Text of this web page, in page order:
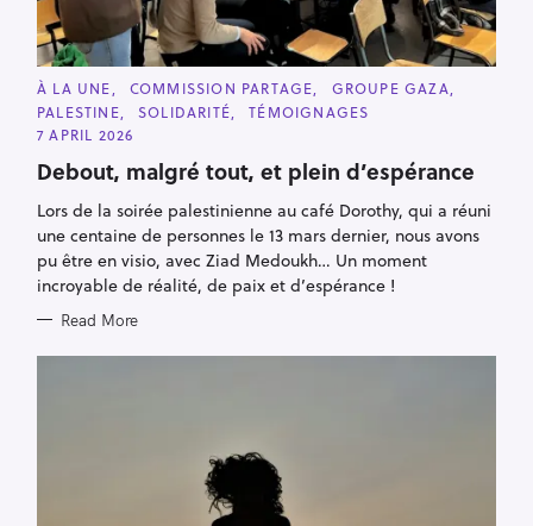
C
A
T
E
O
R
E
À LA UNE COMMISSION PARTAGE
GROUPE GAZA
PALESTINE
SOLIDARITÉ
TÉMOIGNAGES
7 APRIL 2026
Debout, malgré tout, et plein d’espérance
Lors de la soirée palestinienne au café Dorothy, qui a réuni
une centaine de personnes le 13 mars dernier, nous avons
pu être en visio, avec Ziad Medoukh… Un moment
incroyable de réalité, de paix et d’espérance !
Read More